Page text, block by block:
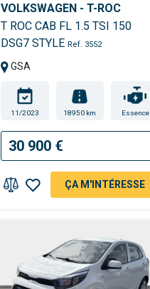
VOLKSWAGEN - T-ROC
T ROC CAB FL 1.5 TSI 150
DSG7 STYLE Ref. 3552
GSA
11/2023 18950 km Essence
30 900 €
ÇA M'INTÉRESSE